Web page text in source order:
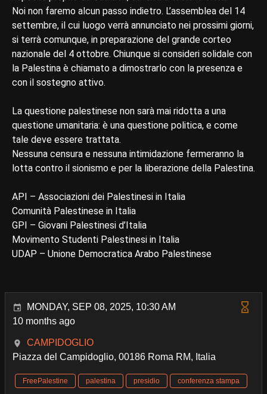
Noi non faremo alcun passo indietro. L’assemblea del 14
settembre, il cui luogo verrà annunciato nei prossimi giorni,
si terrà comunque, in preparazione del grande corteo
nazionale del 4 ottobre. Chiunque si consideri solidale con
la Palestina è chiamato a dimostrarlo con la presenza e
con il sostegno attivo.
La questione palestinese non sarà mai ridotta a una
questione umanitaria: è una questione politica, e come
tale deve essere trattata.
Nessuna censura e nessuna intimidazione fermeranno la
lotta contro il sionismo e per la liberazione della Palestina.
API – Associazioni dei Palestinesi in Italia
Comunità Palestinese in Italia
GPI – Giovani Palestinesi d’Italia
Movimento Studenti Palestinesi in Italia
UDAP – Unione Democratica Arabo Palestinese
MONDAY, SEP 08, 2025, 10:30 AM
10 months ago
CAMPIDOGLIO
Piazza del Campidoglio, 00186 Roma RM, Italia
FreePalestine palestina presidio conferenza stampa